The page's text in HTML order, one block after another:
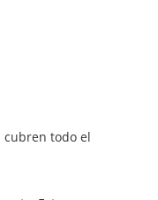
todo el